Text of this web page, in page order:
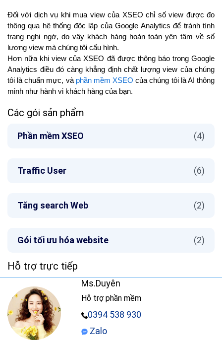
Đối với dịch vụ khi mua view của XSEO chỉ số view được đo
thông qua hệ thống độc lập của Google Analytics để tránh tình
trạng nghi ngờ, do vậy khách hàng hoàn toàn yên tâm về số
lương view mà chúng tôi cấu hình.
Hơn nữa khi view của XSEO đã được thông báo trong Google
Analytics điều đó càng khẳng định chất lượng view của chúng
tôi là chuẩn mực, và phần mềm XSEO của chúng tôi là AI thông
minh như hành vi khách hàng của bạn.
Các gói sản phẩm
Phần mềm XSEO (4)
Traffic User (6)
Tăng search Web (2)
Gói tối ưu hóa website (2)
Hỗ trợ trực tiếp
Ms.Duyên
Hỗ trợ phần mềm
0394 538 930
Zalo